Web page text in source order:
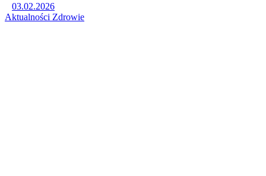
03.02.2026
Aktualności Zdrowie